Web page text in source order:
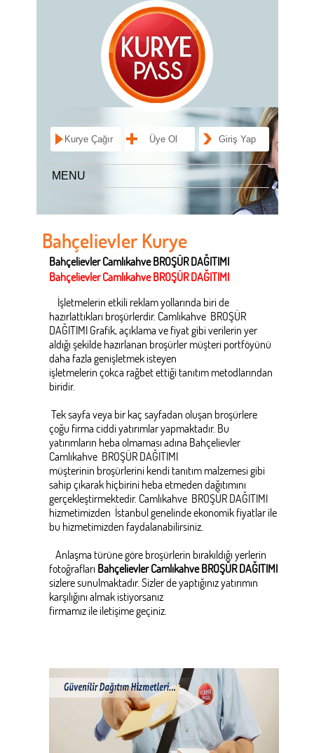
Kurye Çağır Üye Ol Giriş Yap
Bahçelievler Kurye
Bahçelievler Camlıkahve BROŞÜR DAĞITIMI
Bahçelievler Camlıkahve BROŞÜR DAĞITIMI
İşletmelerin etkili reklam yollarında biri de
hazırlattıkları broşürlerdir. Camlıkahve BROŞÜR
DAĞITIMI Grafik, açıklama ve fiyat gibi verilerin yer
aldığı şekilde hazırlanan broşürler müşteri portföyünü
daha fazla genişletmek isteyen
işletmelerin çokca rağbet ettiği tanıtım metodlarından
biridir.
Tek sayfa veya bir kaç sayfadan oluşan broşürlere
çoğu firma ciddi yatırımlar yapmaktadır. Bu
yatırımların heba olmaması adına Bahçelievler
Camlıkahve BROŞÜR DAĞITIMI
müşterinin broşürlerini kendi tanıtım malzemesi gibi
sahip çıkarak hiçbirini heba etmeden dağıtımını
gerçekleştirmektedir. Camlıkahve BROŞÜR DAĞITIMI
hizmetimizden İstanbul genelinde ekonomik fiyatlar ile
bu hizmetimizden faydalanabilirsiniz.
Anlaşma türüne göre broşürlerin bırakıldığı yerlerin
fotoğrafları Bahçelievler Camlıkahve BROŞÜR DAĞITIMI
sizlere sunulmaktadır. Sizler de yaptığınız yatırımın
karşılığını almak istiyorsanız
firmamız ile iletişime geçiniz.